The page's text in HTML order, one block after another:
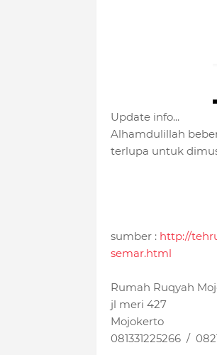
Update info...
Alhamdulillah
terlupa untuk
sumber :http://
semar.html
Rumah Ruqyah
jl meri 427
Mojokerto
081331225266 /